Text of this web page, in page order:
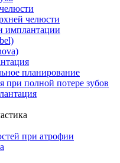
челюсти
имплантации
планирование
при полной потере зубов
при атрофии